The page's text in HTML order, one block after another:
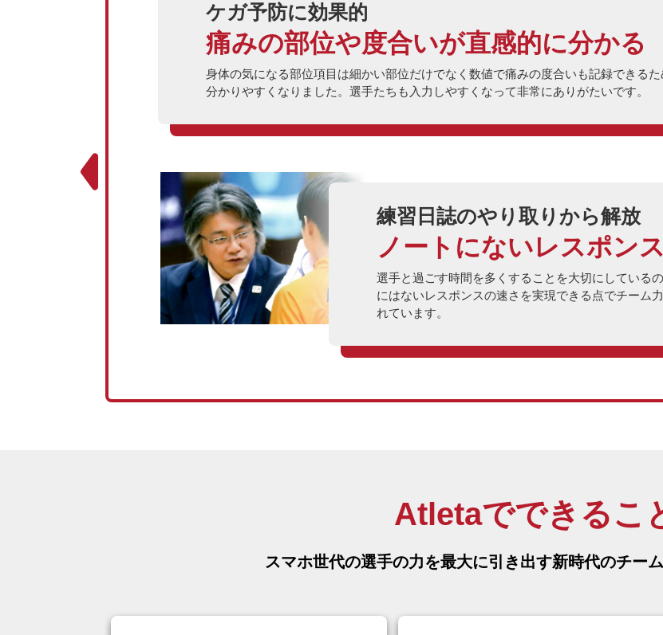
ケガ予防に効果的
痛みの部位や度合いが直感的に分かる
身体の気になる部位項目は細かい部位だけでなく数値で痛みの度合いも記録できるた
分かりやすくなりました。選手たちも入力しやすくなって非常にありがたいです。
練習日誌のやり取りから解放
ノートにないレスポン
選手と過ごす時間を多くすることを大切にしている
にはないレスポンスの速さを実現できる点でチーム
れています。
Atletaでできるこ
スマホ世代の選手の力を最大に引き出す新時代のチー